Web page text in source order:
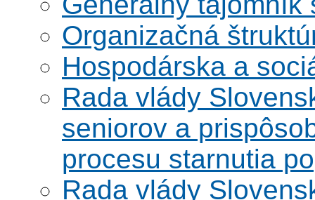
Organizačná
Hospodárska a
Rada vlády
seniorov a
procesu starnutia
Rada vlády